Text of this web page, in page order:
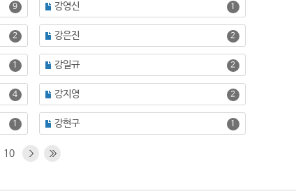
9 강영신 1
2 강은진 2
1 강일규 2
4 강지영 2
1 강현구 1
10